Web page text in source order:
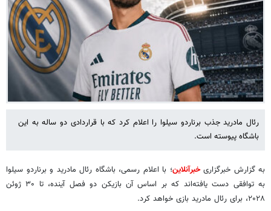
رئال مادرید جذب برناردو سیلوا را اعلام کرد که با قراردادی دو ساله به این
باشگاه پیوسته است.
به گزارش خبرگزاریخبرآنلاین؛ با اعلام رسمی، باشگاه رئال مادرید و برناردو سیلوا
به توافقی دست یافته‌اند که بر اساس آن بازیکن دو فصل آینده، تا ۳۰ ژوئن
۲۰۲۸، برای رئال مادرید بازی خواهد کرد.